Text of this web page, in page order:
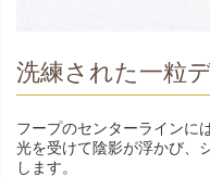
洗練された一粒
フープのセンターラインに
光を受けて陰影が浮かび、
します。